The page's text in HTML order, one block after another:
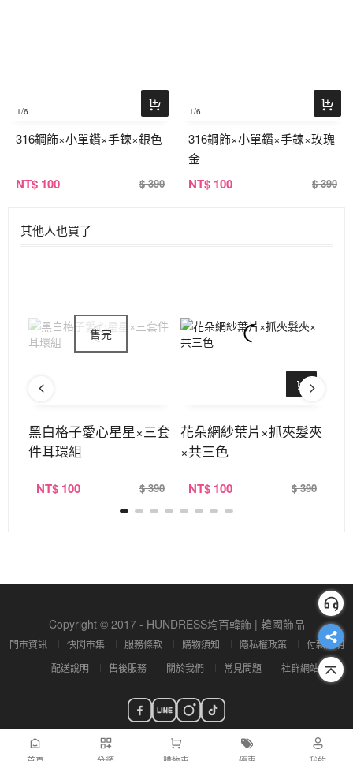
1/6
316鋼飾×小單鑽×手鍊×銀色
NT$ 100 $ 390
1/6
316鋼飾×小單鑽×手鍊×玫瑰
金
NT$ 100 $ 390
其他人也買了
黑白格子愛心星星×三套
件耳環組
NT$ 100 $ 390
花朵網紗葉片×抓夾髮夾
×共三色
NT$ 100 $ 390
Copyright © 2017 - HUNDRESS均百韓飾 | 韓國飾品
門市資訊 快閃市集 服務條款 購物須知 隱私權政策
付款說明
配送說明
售後服務 關於我們 常見問題 社群網站